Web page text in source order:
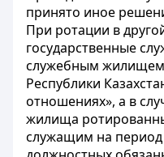
принято иное
При ротации в
государственные
служебным жилищем
Республики
отношениях», а в
жилища
служащим на